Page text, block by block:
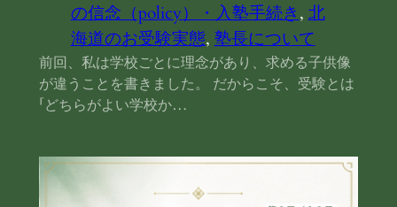
の信念（policy）・入塾手続き, 北
海道のお受験実態, 塾長について
前回、私は学校ごとに理念があり、求める子供像
が違うことを書きました。 だからこそ、受験とは
「どちらがよい学校か…